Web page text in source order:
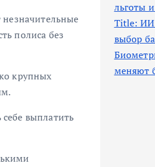
полиса без
крупных
выплатить
льготы
Title: ИИ
выбор
меняют